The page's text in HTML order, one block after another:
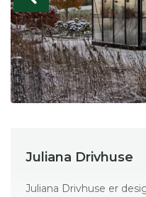
Juliana Drivhuse
Juliana Drivhuse er